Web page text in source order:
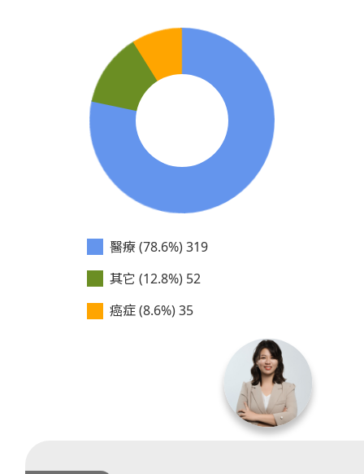
醫療 (78.6%) 319
其它 (12.8%) 52
癌症 (8.6%) 35